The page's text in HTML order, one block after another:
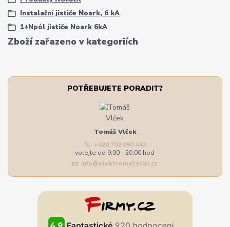
Zboží zařazeno v kategoriích
Instalační jističe Noark, 6 kA
1+Npól jističe Noark 6kA
POTŘEBUJETE PORADIT?
Tomáš Vlček
+420 702 090 443
volejte od 9,00 - 20,00 hod
info@elektromaterial.cz